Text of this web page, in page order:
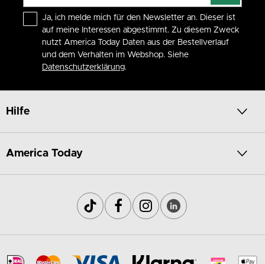
Ja, ich melde mich für den Newsletter an. Dieser ist
auf meine Interessen abgestimmt. Zu diesem Zweck
nutzt America Today Daten aus der Bestellverlauf
und dem Verhalten im Webshop. Siehe
Datenschutzerklärung.
Hilfe
America Today